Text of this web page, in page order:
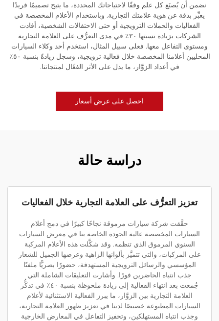
نضمن أن يُصنَع كل علم وفقًا لاحتياجاتك المحددة، ما يتيح تصميمًا فريدًا
يعبِّر بدقة عن هوية علامتك التجارية. وباستخدام الأعلام المخصصة في
الفعاليات والحملات الترويجية أو حتى الاحتفالات الشخصية، أفادت
الشركات بزيادة نسبتها ٣٠٪ في مدى التعرُّف على العلامة التجارية
ومستوى التفاعل معها. فعلى سبيل المثال، استخدم أحد وكلاء السيارات
المحليين أعلامنا المخصصة خلال فعالية ترويجية، وسجل زيادةً بنسبة ٥٠٪
في أعداد الزوَّار، ما يدل على الأثر الفعّال لمنتجاتنا.
احصل على عرض أسعار
دراسة حالة
تعزيز التعرُّف على العلامة التجارية خلال الفعاليات
حقَّقت شركة سيارات مرموقة نجاحًا كبيرًا في دمج أعلام
السيارات المخصصة عالية الجودة الخاصة بنا في معرض السيارات
السنوي المرموق الذي تنظمه. وقد شكَّلت هذه الأعلام المركبة
على المركبات، والتي تتميَّز بألوانها الزاهية وعرضها الجميل للشعار
المؤسسي والرسائل الترويجية المستهدفة، حضورًا بصريًّا ملفتًا
جذب انتباه الحاضرين فورًا. وأشارت التعليقات الشاملة التي
جُمعت بعد انتهاء الفعالية إلى زيادة ملحوظة بنسبة ٤٠٪ في تذكُّر
العلامة التجارية بين الزوَّار، ما يبرز الفعالية الاستثنائية لأعلام
السيارات المطبوعة خصيصًا لدينا في تعزيز ظهور العلامة التجارية،
وجذب انتباه المستهلكين، وتحفيز التفاعل في المعارض الخارجية